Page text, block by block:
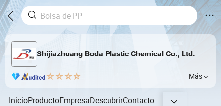
Shijiazhuang Boda Plastic Chemical Co., Ltd.
Más
InicioProductoEmpresaDescubrirContacto